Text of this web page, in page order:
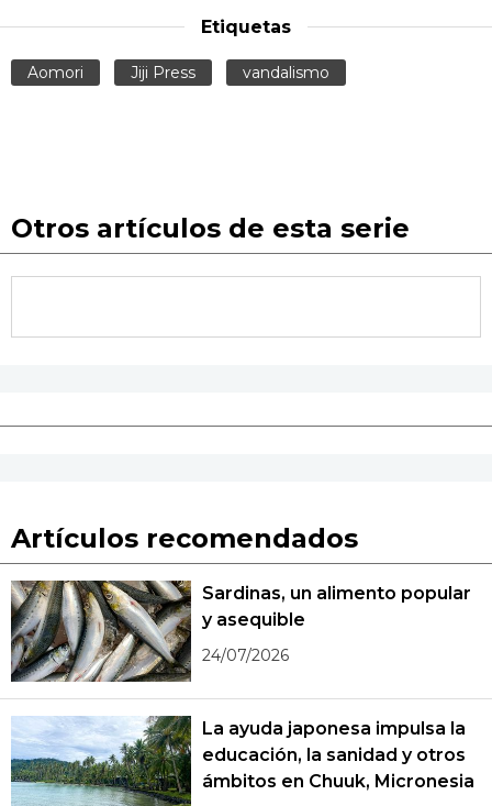
Etiquetas
Aomori Jiji Press vandalismo
Otros artículos de esta serie
Artículos recomendados
Sardinas, un alimento popular
y asequible
24/07/2026
La ayuda japonesa impulsa la
educación, la sanidad y otros
ámbitos en Chuuk, Micronesia